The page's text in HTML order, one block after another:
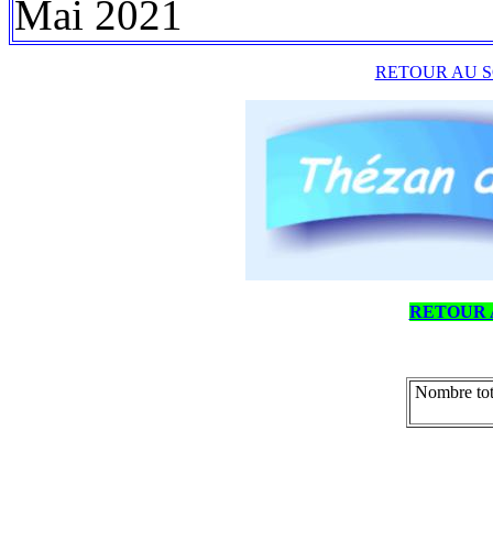
Mai 2021
RETOUR AU
RETOUR
Nombre